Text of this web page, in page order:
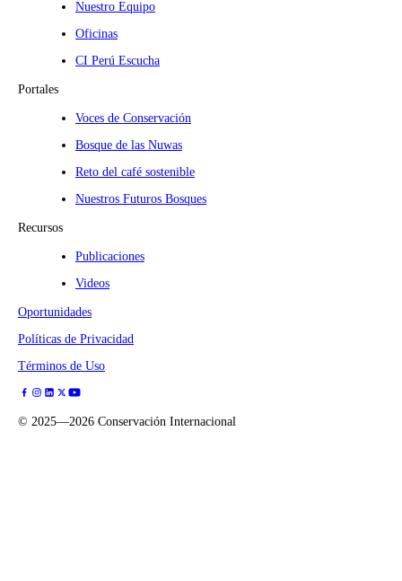
Nuestro Equipo
Oficinas
CI Perú Escucha
Portales
Voces de Conservación
Bosque de las Nuwas
Reto del café sostenible
Nuestros Futuros Bosques
Recursos
Publicaciones
Videos
Oportunidades
Políticas de Privacidad
Términos de Uso
© 2025—2026 Conservación Internacional